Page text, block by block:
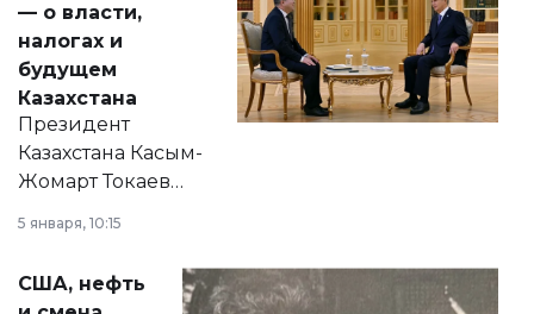
— о власти,
налогах и
будущем
Казахстана
Президент
Казахстана Касым-
Жомарт Токаев
сразу несколько
актуальных тем —
от слухов о
5 января, 10:15
США, нефть